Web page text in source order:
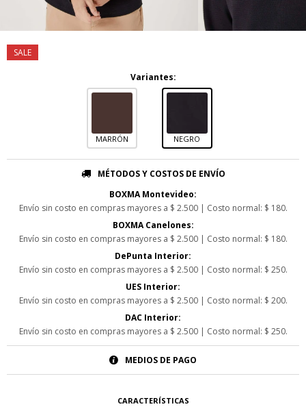
Variantes:
MARRÓN NEGRO
MÉTODOS Y COSTOS DE ENVÍO
BOXMA Montevideo:
Envío sin costo en compras mayores a $ 2.500 | Costo normal: $ 180.
BOXMA Canelones:
Envío sin costo en compras mayores a $ 2.500 | Costo normal: $ 180.
DePunta Interior:
Envío sin costo en compras mayores a $ 2.500 | Costo normal: $ 250.
UES Interior:
Envío sin costo en compras mayores a $ 2.500 | Costo normal: $ 200.
DAC Interior:
Envío sin costo en compras mayores a $ 2.500 | Costo normal: $ 250.
MEDIOS DE PAGO
CARACTERÍSTICAS